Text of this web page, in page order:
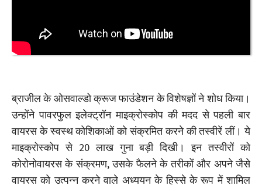
ब्राजील के ओसवाल्डो क्रूज फाउंडेशन के विशेषज्ञों ने शोध किया।
उन्होंने पावरफुल इलेक्ट्रॉन माइक्रोस्कोप की मदद से पहली बार
वायरस के स्वस्थ कोशिकाओं को संक्रमित करने की तस्वीरें लीं। ये
माइक्रोस्कोप से 20 लाख गुना बड़ी दिखी। इन तस्वीरों को
कोरोनोवायरस के संक्रमण, उसके फैलने के तरीकों और अपने जैसे
वायरस को उत्पन्न करने वाले अध्ययन के हिस्से के रूप में शामिल